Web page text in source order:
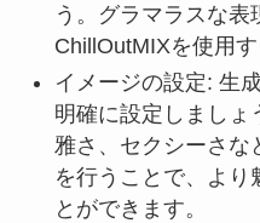
う。グラマラスな表
ChillOutMIXを使用
イメージの設定: 生
明確に設定しましょ
雅さ、セクシーさな
を行うことで、より
とができます。